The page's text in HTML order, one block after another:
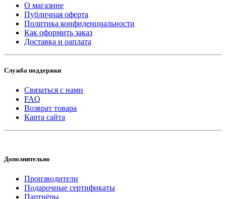
О магазине
Публичная оферта
Политика конфиденциальности
Как оформить заказ
Доставка и оаплата
Служба поддержки
Связаться с нами
FAQ
Возврат товара
Карта сайта
Дополнительно
Производители
Подарочные сертификаты
Партнёры